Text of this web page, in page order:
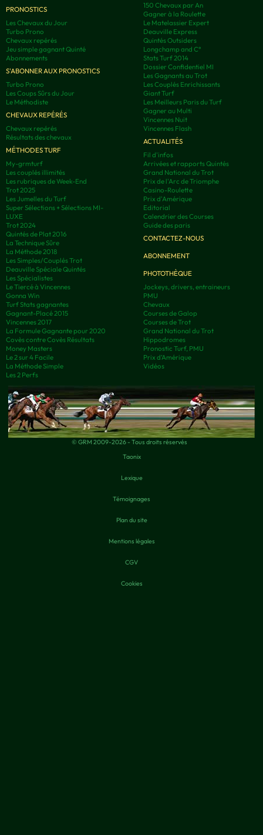
PRONOSTICS
Les Chevaux du Jour
Turbo Prono
Chevaux repérés
Jeu simple gagnant Quinté
Abonnements
S'ABONNER AUX PRONOSTICS
Turbo Prono
Les Coups Sûrs du Jour
Le Méthodiste
CHEVAUX REPÉRÉS
Chevaux repérés
Résultats des chevaux
MÉTHODES TURF
My-grmturf
Les couplés illimités
Les rubriques de Week-End
Trot 2025
Les Jumelles du Turf
Super Sélections + Sélections MI-
LUXE
Trot 2024
Quintés de Plat 2016
La Technique Sûre
La Méthode 2018
Les Simples/Couplés Trot
Deauville Spéciale Quintés
Les Spécialistes
Le Tiercé à Vincennes
Gonna Win
Turf Stats gagnantes
Gagnant-Placé 2015
Vincennes 2017
La Formule Gagnante pour 2020
Covès contre Covès Résultats
Money Masters
Le 2 sur 4 Facile
La Méthode Simple
Les 2 Perfs
150 Chevaux par An
Gagner à la Roulette
Le Matelassier Expert
Deauville Express
Quintés Outsiders
Longchamp and C°
Stats Turf 2014
Dossier Confidentiel MI
Les Gagnants au Trot
Les Couplés Enrichissants
Giant Turf
Les Meilleurs Paris du Turf
Gagner au Multi
Vincennes Nuit
Vincennes Flash
ACTUALITÉS
Fil d'infos
Arrivées et rapports Quintés
Grand National du Trot
Prix de l'Arc de Triomphe
Casino-Roulette
Prix d'Amérique
Editorial
Calendrier des Courses
Guide des paris
CONTACTEZ-NOUS
ABONNEMENT
PHOTOTHÈQUE
Jockeys, drivers, entraineurs
PMU
Chevaux
Courses de Galop
Courses de Trot
Grand National du Trot
Hippodromes
Pronostic Turf, PMU
Prix d’Amérique
Vidéos
© GRM 2009-2026 - Tous droits réservés
Taonix
Lexique
Témoignages
Plan du site
Mentions légales
CGV
Cookies